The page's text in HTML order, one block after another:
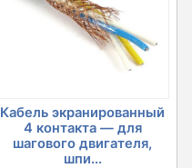
Кабель экранированный
4 контакта — для
шагового двигателя,
шпи...